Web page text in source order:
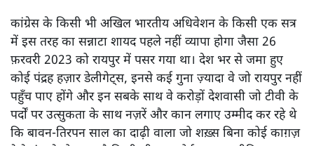
श्रवण गर्ग
कांग्रेस के रायपुर अधिवेशन में राहुल गांधी के भाषण के मायने क्या हैं?
आख़िर राहुल के भाषण के दौरान उनकी मां सोनिया गांधी राहुल की
ओर क्यों नहीं देख रही थीं?